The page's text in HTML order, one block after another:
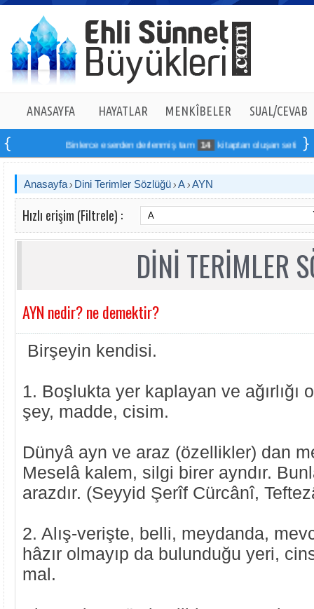
ANASAYFA HAYATLAR MENKÎBELER SUAL/CEVAB
Binlerce eserden derlenmiş tam 14 kitaptan oluşan seti online
Anasayfa Dini Terimler Sözlüğü A AYN
Hızlı erişim (Filtrele) :
DİNİ TERİMLER
AYN nedir? ne demektir?
Birşeyin kendisi.
1. Boşlukta yer kaplayan ve ağırlığı
şey, madde, cisim.
Dünyâ ayn ve araz (özellikler) dan
Meselâ kalem, silgi birer ayndır.
arazdır. (Seyyid Şerîf Cürcânî,
2. Alış-verişte, belli, meydanda,
hâzır olmayıp da bulunduğu yeri,
mal.